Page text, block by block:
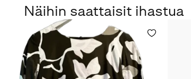
Näihin saattaisit ihastua